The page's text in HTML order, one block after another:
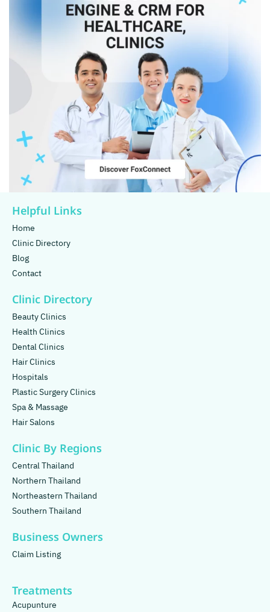
Helpful Links
Home
Clinic Directory
Blog
Contact
Clinic Directory
Beauty Clinics
Health Clinics
Dental Clinics
Hair Clinics
Hospitals
Plastic Surgery Clinics
Spa & Massage
Hair Salons
Clinic By Regions
Central Thailand
Northern Thailand
Northeastern Thailand
Southern Thailand
Business Owners
Claim Listing
Treatments
Acupunture